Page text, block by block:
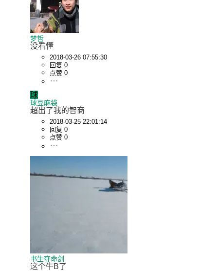
梦哲
没看懂
2018-03-26 07:55:30
回复 0
点赞 0
球
球豆麻袋
超出了我的智商
2018-03-25 22:01:14
回复 0
点赞 0
书生夺命剑
这个牛B了